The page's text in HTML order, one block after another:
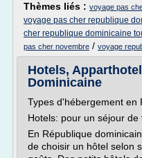
Thèmes liés : voyage pas
voyage pas cher republique
cher republique dominicaine
pas cher novembre / voyage
Hotels,
Dominicaine
Types d'hébergement en
Hotels: pour un séjour
En République
de choisir un hôtel selon